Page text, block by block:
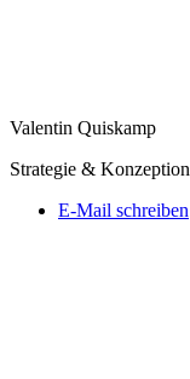
Valentin Quiskamp
Strategie & Konzeption
E-Mail schreiben